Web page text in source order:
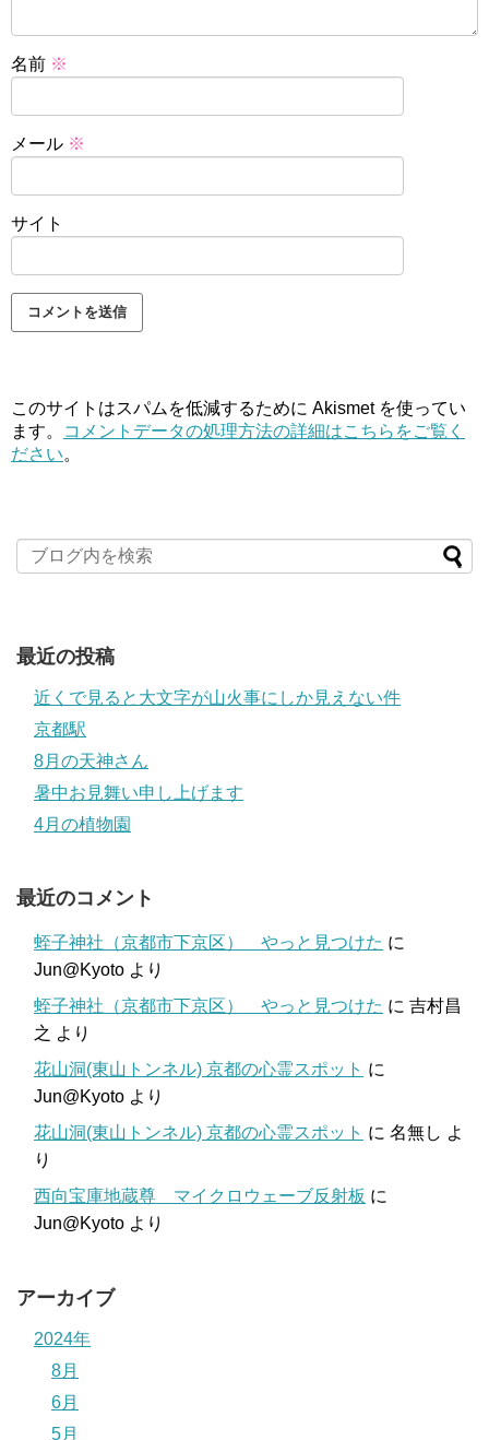
名前 ※
メール ※
サイト
このサイトはスパムを低減するために Akismet を使ってい
ます。
コメントデータの処理方法の詳細はこちらをご覧く
ださい。
最近の投稿
近くで見ると大文字が山火事にしか見えない件
京都駅
8月の天神さん
暑中お見舞い申し上げます
4月の植物園
最近のコメント
蛭子神社（京都市下京区） やっと見つけた に
Jun@Kyoto より
蛭子神社（京都市下京区） やっと見つけた に 吉村昌
之 より
花山洞(東山トンネル) 京都の心霊スポット に
Jun@Kyoto より
花山洞(東山トンネル) 京都の心霊スポット に 名無し よ
り
西向宝庫地蔵尊 マイクロウェーブ反射板 に
Jun@Kyoto より
アーカイブ
2024年
8月
6月
5月